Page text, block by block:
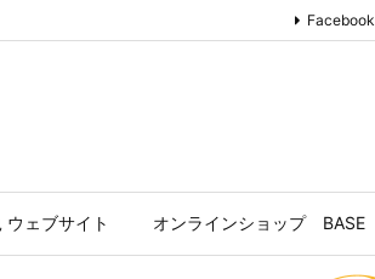
ウェブサイト オンラインショップ BASE
Facebook